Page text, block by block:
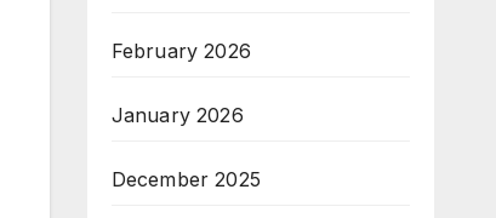
February 2026
January 2026
December 2025